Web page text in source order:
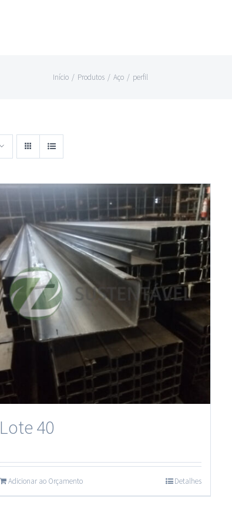
Início / Produtos / Aço / perfil
Lote 40
Adicionar ao Orçamento Detalhes